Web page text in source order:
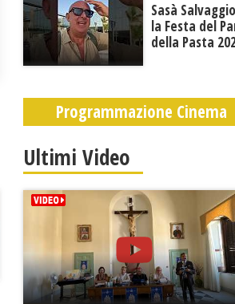
Sasà
la Festa del
della Pasta
Programmazione Cinema
Ultimi Video